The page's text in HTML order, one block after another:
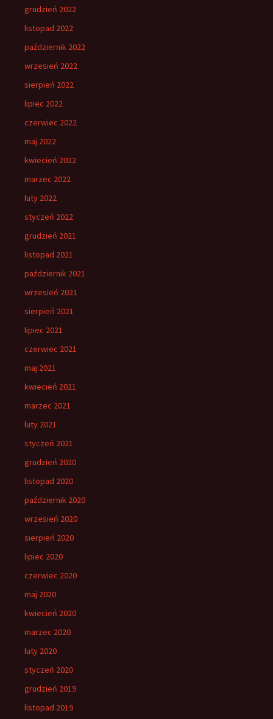
grudzień 2022
listopad 2022
październik 2022
wrzesień 2022
sierpień 2022
lipiec 2022
czerwiec 2022
maj 2022
kwiecień 2022
marzec 2022
luty 2022
styczeń 2022
grudzień 2021
listopad 2021
październik 2021
wrzesień 2021
sierpień 2021
lipiec 2021
czerwiec 2021
maj 2021
kwiecień 2021
marzec 2021
luty 2021
styczeń 2021
grudzień 2020
listopad 2020
październik 2020
wrzesień 2020
sierpień 2020
lipiec 2020
czerwiec 2020
maj 2020
kwiecień 2020
marzec 2020
luty 2020
styczeń 2020
grudzień 2019
listopad 2019